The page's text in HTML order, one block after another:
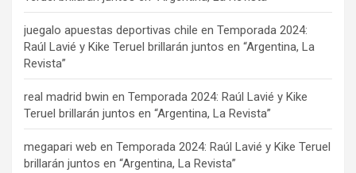
juegalo apuestas deportivas chile en Temporada 2024:
Raúl Lavié y Kike Teruel brillarán juntos en “Argentina, La
Revista”
real madrid bwin en Temporada 2024: Raúl Lavié y Kike
Teruel brillarán juntos en “Argentina, La Revista”
megapari web en Temporada 2024: Raúl Lavié y Kike Teruel
brillarán juntos en “Argentina, La Revista”